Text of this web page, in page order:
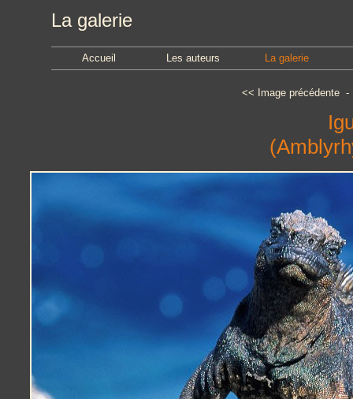
La galerie
Accueil Les auteurs La galerie
<< Image précédente